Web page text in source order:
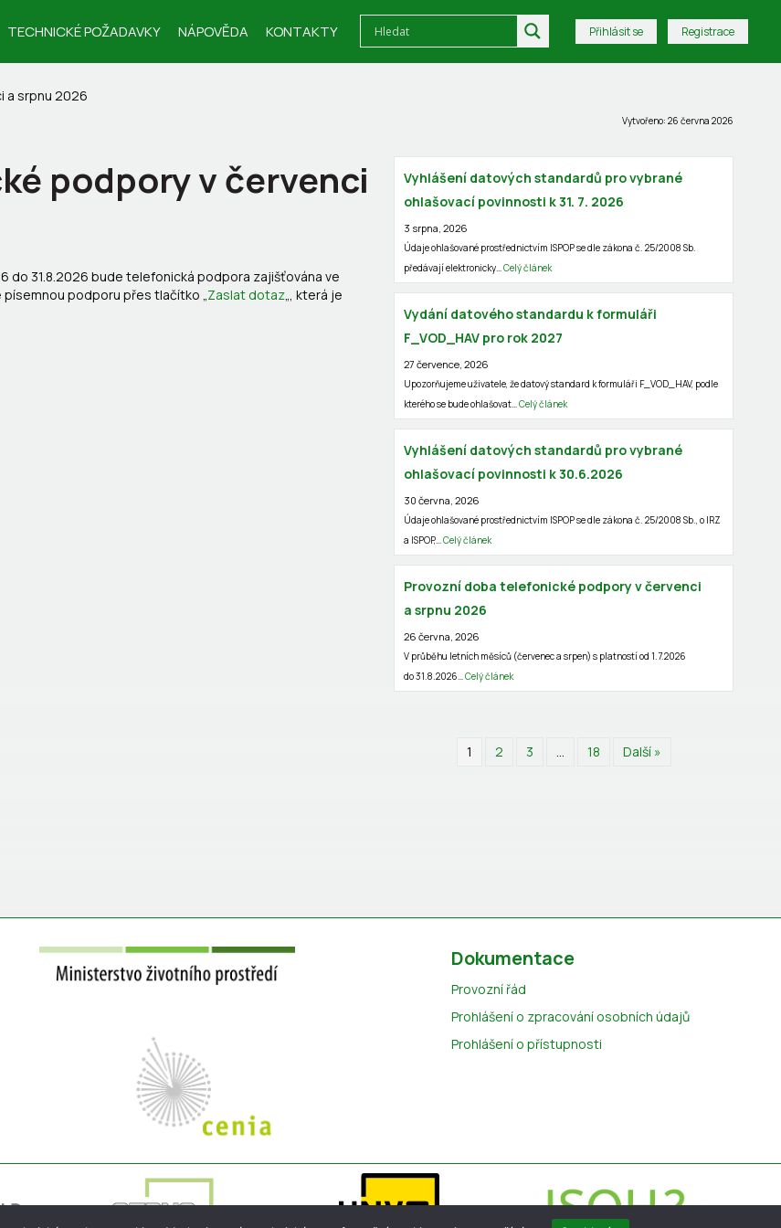
TECHNICKÉ POŽADAVKY NÁPOVĚDA KONTAKTY Přihlásit se Registrace
a srpnu 2026
Vytvořeno: 26 června 2026
podpory v červenci
do 31.8.2026 bude telefonická podpora zajišťována ve
podporu přes tlačítko „Zaslat dotaz„, která je
Vyhlášení datových standardů pro vybrané
ohlašovací povinnosti k 31. 7. 2026
3 srpna, 2026
Údaje ohlašované prostřednictvím ISPOP se dle zákona č. 25/2008 Sb.
předávají elektronicky…Celý článek
Vydání datového standardu k formuláři
F_VOD_HAV pro rok 2027
27 července, 2026
Upozorňujeme uživatele, že datový standard k formuláři F_VOD_HAV, podle
kterého se bude ohlašovat…Celý článek
Vyhlášení datových standardů pro vybrané
ohlašovací povinnosti k 30.6.2026
30 června, 2026
Údaje ohlašované prostřednictvím ISPOP se dle zákona č. 25/2008 Sb., o IRZ
a ISPOP,…Celý článek
Provozní doba telefonické podpory v červenci
a srpnu 2026
26 června, 2026
V průběhu letních měsíců (červenec a srpen) s platností od 1.7.2026
do 31.8.2026…Celý článek
1 2 3 … 18 Další »
Dokumentace
Provozní řád
Prohlášení o zpracování osobních údajů
Prohlášení o přístupnosti